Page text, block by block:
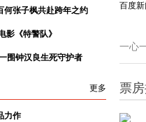
何张子枫共赴跨年之约
影《特警队》
围钟汉良生死守护者
更多
力作
百度
一心
票